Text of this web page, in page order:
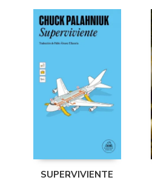
SUPERVIVIENTE